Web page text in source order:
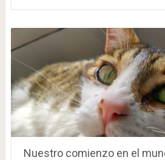
Nuestro comienzo en el